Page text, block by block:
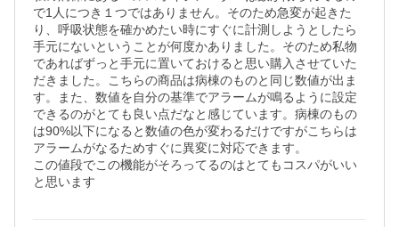
で1人につき１つではありません。そのため急変が起きた
り、呼吸状態を確かめたい時にすぐに計測しようとしたら
手元にないということが何度かありました。そのため私物
であればずっと手元に置いておけると思い購入させていた
だきました。こちらの商品は病棟のものと同じ数値が出ま
す。また、数値を自分の基準でアラームが鳴るように設定
できるのがとても良い点だなと感じています。病棟のもの
は90%以下になると数値の色が変わるだけですがこちらは
アラームがなるためすぐに異変に対応できます。
この値段でこの機能がそろってるのはとてもコスパがいい
と思います